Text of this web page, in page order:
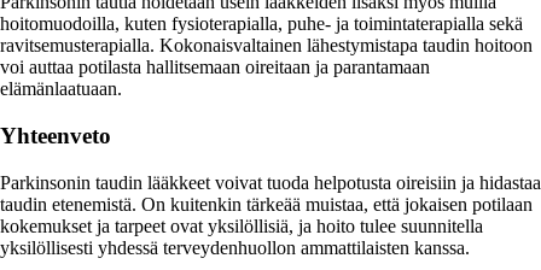
hoitomuodoilla, kuten fysioterapialla, puhe- ja toimintaterapialla sekä
ravitsemusterapialla. Kokonaisvaltainen lähestymistapa taudin hoitoon
voi auttaa potilasta hallitsemaan oireitaan ja parantamaan
elämänlaatuaan.
Yhteenveto
Parkinsonin taudin lääkkeet voivat tuoda helpotusta oireisiin ja hidastaa
taudin etenemistä. On kuitenkin tärkeää muistaa, että jokaisen potilaan
kokemukset ja tarpeet ovat yksilöllisiä, ja hoito tulee suunnitella
yksilöllisesti yhdessä terveydenhuollon ammattilaisten kanssa.